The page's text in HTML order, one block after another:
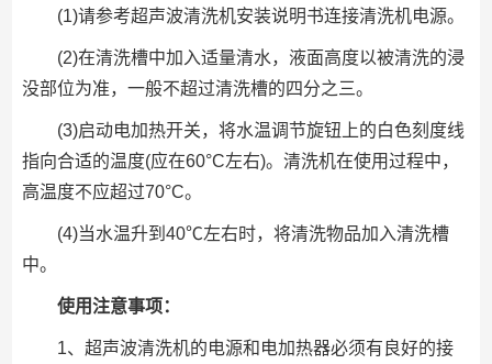
(1)请参考超声波清洗机安装说明书连接清洗机电源。
(2)在清洗槽中加入适量清水，液面高度以被清洗的浸
没部位为准，一般不超过清洗槽的四分之三。
(3)启动电加热开关，将水温调节旋钮上的白色刻度线
指向合适的温度(应在60°C左右)。清洗机在使用过程中，
高温度不应超过70°C。
(4)当水温升到40℃左右时，将清洗物品加入清洗槽
中。
使用注意事项：
1、超声波清洗机的电源和电加热器必须有良好的接